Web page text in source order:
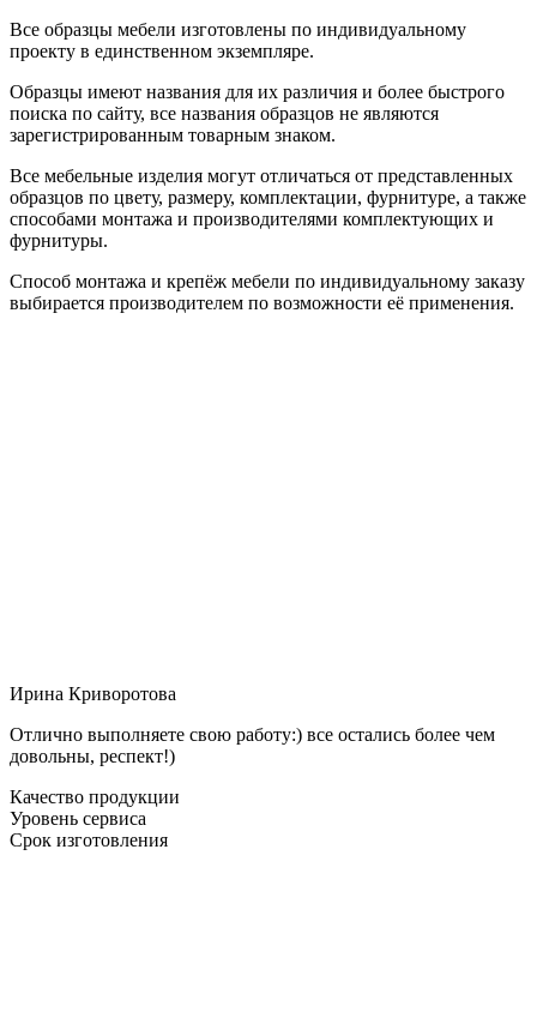
Все образцы мебели изготовлены по индивидуальному
проекту в единственном экземпляре.
Образцы имеют названия для их различия и более быстрого
поиска по сайту, все названия образцов не являются
зарегистрированным товарным знаком.
Все мебельные изделия могут отличаться от представленных
образцов по цвету, размеру, комплектации, фурнитуре, а также
способами монтажа и производителями комплектующих и
фурнитуры.
Способ монтажа и крепёж мебели по индивидуальному заказу
выбирается производителем по возможности её применения.
Ирина Криворотова
Отлично выполняете свою работу:) все остались более чем
довольны, респект!)
Качество продукции
Уровень сервиса
Срок изготовления